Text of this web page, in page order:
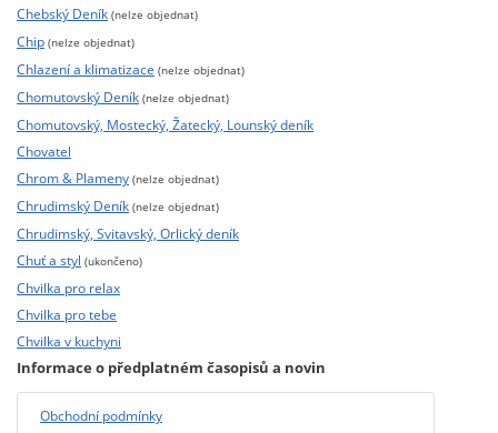
Chebský Deník (nelze objednat)
Chip (nelze objednat)
Chlazení a klimatizace (nelze objednat)
Chomutovský Deník (nelze objednat)
Chomutovský, Mostecký, Žatecký, Lounský deník
Chovatel
Chrom & Plameny (nelze objednat)
Chrudimský Deník (nelze objednat)
Chrudimský, Svitavský, Orlický deník
Chuť a styl (ukončeno)
Chvilka pro relax
Chvilka pro tebe
Chvilka v kuchyni
Informace o předplatném časopisů a novin
Obchodní podmínky